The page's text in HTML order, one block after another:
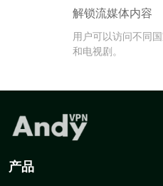
解锁流媒体内容
用户可以访问不同
和电视剧。
产品